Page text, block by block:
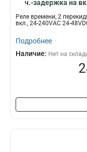
ч.-задержка на
Реле времени, 2
вкл., 24-240VAC 24-
Подробнее
Наличие: Нет на